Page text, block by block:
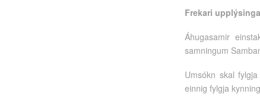
Frekari
Áhugasamir
samningum
Umsókn skal
einnig fylgja